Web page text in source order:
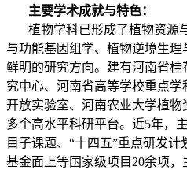
主要学术成就与特色：
植物学科已形成了植物资源
与功能基因组学、植物逆境生
鲜明的研究方向。建有河南省
究中心、河南省高等学校重点
开放实验室、河南农业大学植
多个高水平科研平台。近5年，
目子课题、“十四五”重点研发
基金面上等国家级项目20余项